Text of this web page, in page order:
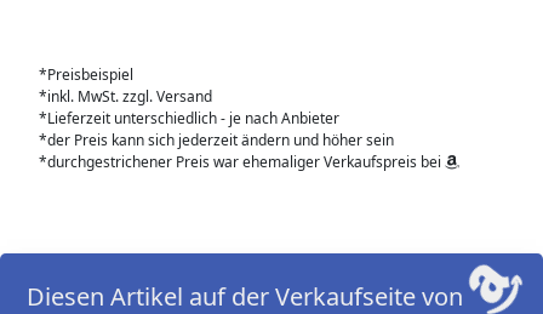
*Preisbeispiel
*inkl. MwSt. zzgl. Versand
*Lieferzeit unterschiedlich - je nach Anbieter
*der Preis kann sich jederzeit ändern und höher sein
*durchgestrichener Preis war ehemaliger Verkaufspreis bei
Diesen Artikel auf der Verkaufseite von